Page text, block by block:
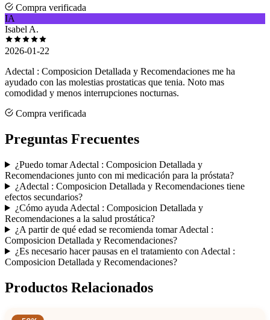
Compra verificada
IA
Isabel A.
2026-01-22
Adectal : Composicion Detallada y Recomendaciones me ha
ayudado con las molestias prostaticas que tenia. Noto mas
comodidad y menos interrupciones nocturnas.
Compra verificada
Preguntas Frecuentes
¿Puedo tomar Adectal : Composicion Detallada y
Recomendaciones junto con mi medicación para la próstata?
¿Adectal : Composicion Detallada y Recomendaciones tiene
efectos secundarios?
¿Cómo ayuda Adectal : Composicion Detallada y
Recomendaciones a la salud prostática?
¿A partir de qué edad se recomienda tomar Adectal :
Composicion Detallada y Recomendaciones?
¿Es necesario hacer pausas en el tratamiento con Adectal :
Composicion Detallada y Recomendaciones?
Productos Relacionados